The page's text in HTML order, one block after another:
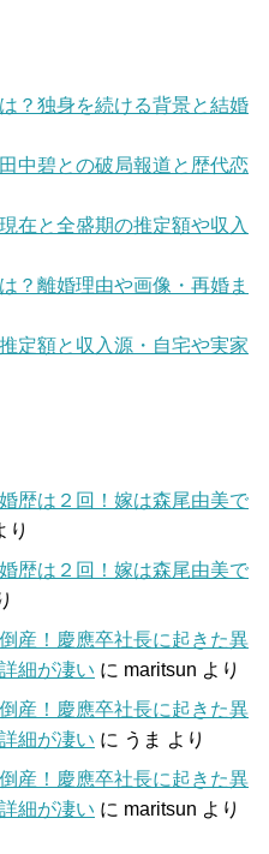
？独身を続ける背景と結婚
中碧との破局報道と歴代恋
在と全盛期の推定額や収入
？離婚理由や画像・再婚ま
定額と収入源・自宅や実家
歴は２回！嫁は森尾由美で
り
歴は２回！嫁は森尾由美で
産！慶應卒社長に起きた異
細が凄い に maritsun より
産！慶應卒社長に起きた異
細が凄い に うま より
産！慶應卒社長に起きた異
細が凄い に maritsun より